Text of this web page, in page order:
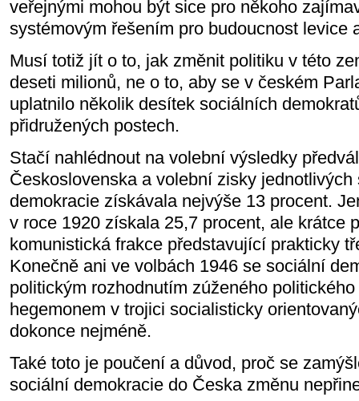
veřejnými mohou být sice pro někoho
systémovým řešením pro budoucnost levice
Musí totiž jít o to, jak změnit politiku v této
deseti milionů, ne o to, aby se v českém
uplatnilo několik desítek sociálních
přidružených postech.
Stačí nahlédnout na volební výsledky
Československa a volební zisky
demokracie získávala nejvýše 13 procent.
v roce 1920 získala 25,7 procent, ale krátce
komunistická frakce představující prakticky
Konečně ani ve volbách 1946 se sociální
politickým rozhodnutím zúženého
hegemonem v trojici socialisticky
dokonce nejméně.
Také toto je poučení a důvod, proč se
sociální demokracie do Česka změnu